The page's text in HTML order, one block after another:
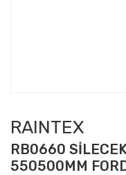
RAINTEX
RB0660
550500MM